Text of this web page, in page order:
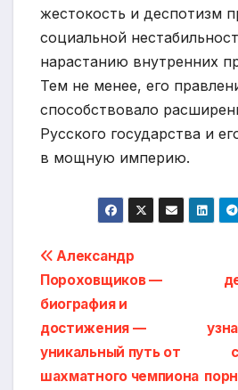
жестокость и деспотизм
социальной
нарастанию внутренних
Тем не менее, его
способствовало
Русского государства и
в мощную империю.
Навигация
по
записям
Александр
Пороховщиков —
биография и
достижения —
уникальный путь от
шахматного чемпиона